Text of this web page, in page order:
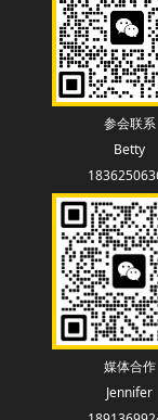
参会联系
Betty
媒体合作
Jennifer